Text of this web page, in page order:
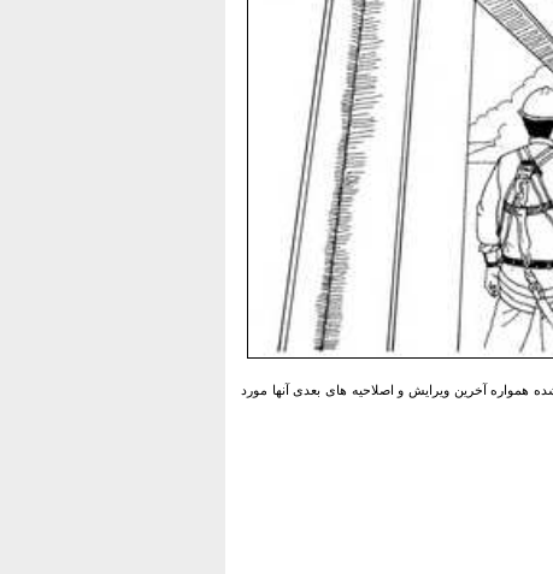
همواره آخرین ویرایش و اصلاحیه های بعدی آنها مورد